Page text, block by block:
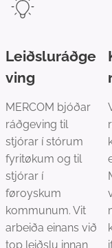
Leiðsluráðge
ving
MERCOM bjóðar
ráðgeving til
stjórar í stórum
fyritøkum og til
stjórar í
føroyskum
kommunum. Vit
arbeiða einans við
top leiðslu innan